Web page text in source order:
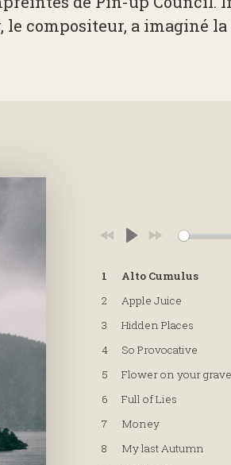
compositeur, a imaginé
1 Alto Cumulus
2 Apple Juice
3 Hidden Places
4 So Provocative
5 Flower on your
6 Full of Lies
7 Money
8 My last Autumn